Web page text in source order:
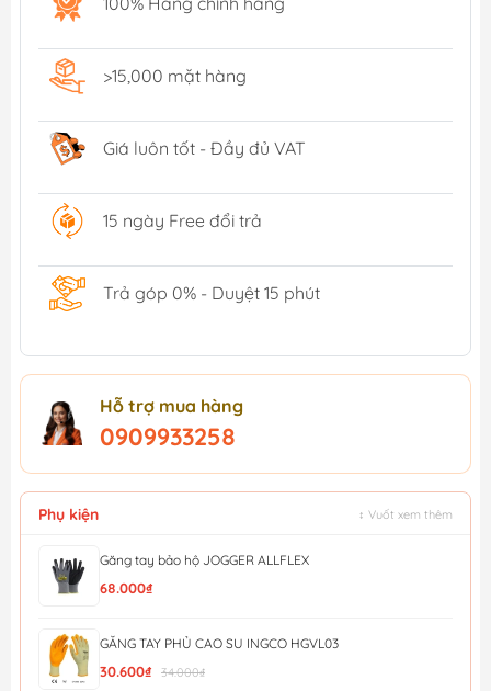
>15,000 mặt hàng
Giá luôn tốt - Đầy đủ VAT
15 ngày Free đổi trả
Trả góp 0% - Duyệt 15 phút
Hỗ trợ mua hàng
0909933258
Phụ kiện ↕ Vuốt xem thêm
Găng tay bảo hộ JOGGER ALLFLEX
68.000₫
GĂNG TAY PHỦ CAO SU INGCO HGVL03
30.600₫ 34.000₫